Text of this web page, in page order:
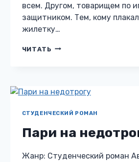
всем. Другом, товарищем по
защитником. Тем, кому
жилетку…
ЧИТАТЬ ИСЦЕЛИ
СТУДЕНЧЕСКИЙ РОМАН
Пари на
Жанр: Студенческий роман